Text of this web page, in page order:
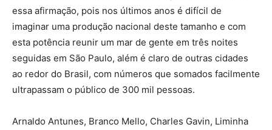
essa afirmação, pois nos últimos anos é difícil de
imaginar uma produção nacional deste tamanho e com
esta potência reunir um mar de gente em três noites
seguidas em São Paulo, além é claro de outras cidades
ao redor do Brasil, com números que somados facilmente
ultrapassam o público de 300 mil pessoas.
Arnaldo Antunes, Branco Mello, Charles Gavin, Liminha